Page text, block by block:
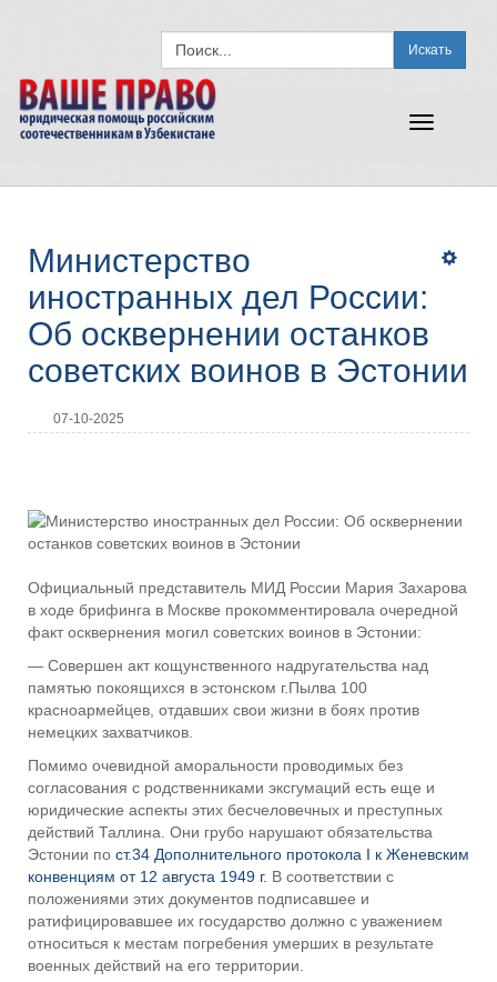
Искать
Toggle
Министерство
иностранных дел России:
Об осквернении останков
советских воинов в Эстонии
07-10-2025
Официальный представитель МИД России Мария Захарова
в ходе брифинга в Москве прокомментировала очередной
факт осквернения могил советских воинов в Эстонии:
— Совершен акт кощунственного надругательства над
памятью покоящихся в эстонском г.Пылва 100
красноармейцев, отдавших свои жизни в боях против
немецких захватчиков.
Помимо очевидной аморальности проводимых без
согласования с родственниками эксгумаций есть еще и
юридические аспекты этих бесчеловечных и преступных
действий Таллина. Они грубо нарушают обязательства
Эстонии по ст.34 Дополнительного протокола I к Женевским
конвенциям от 12 августа 1949 г. В соответствии с
положениями этих документов подписавшее и
ратифицировавшее их государство должно с уважением
относиться к местам погребения умерших в результате
военных действий на его территории.